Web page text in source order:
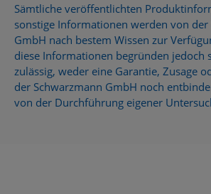
Sämtliche veröffentlichten
sonstige Informationen werden von der
GmbH nach bestem Wissen zur
diese Informationen begründen jedoch
zulässig, weder eine Garantie, Zusage
der Schwarzmann GmbH noch
von der Durchführung eigener